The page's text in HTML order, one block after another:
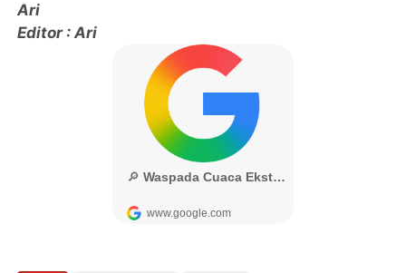
Ari
Editor : Ari